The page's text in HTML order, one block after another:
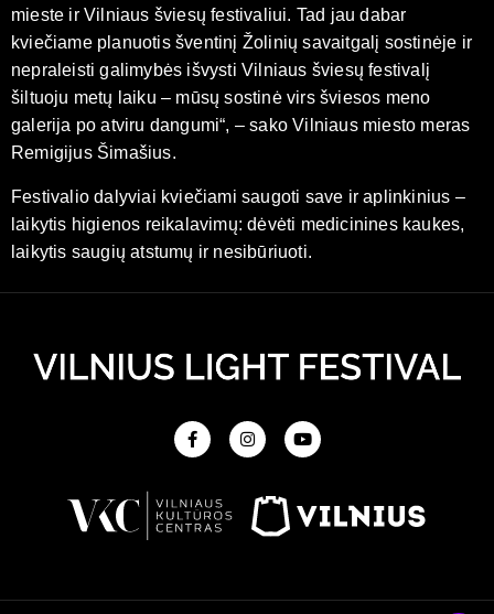
mieste ir Vilniaus šviesų festivaliui. Tad jau dabar
kviečiame planuotis šventinį Žolinių savaitgalį sostinėje ir
nepraleisti galimybės išvysti Vilniaus šviesų festivalį
šiltuoju metų laiku – mūsų sostinė virs šviesos meno
galerija po atviru dangumi“, – sako Vilniaus miesto meras
Remigijus Šimašius.
Festivalio dalyviai kviečiami saugoti save ir aplinkinius –
laikytis higienos reikalavimų: dėvėti medicinines kaukes,
laikytis saugių atstumų ir nesibūriuoti.